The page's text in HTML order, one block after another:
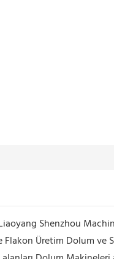
Shenzhou
Üretim Dolum ve